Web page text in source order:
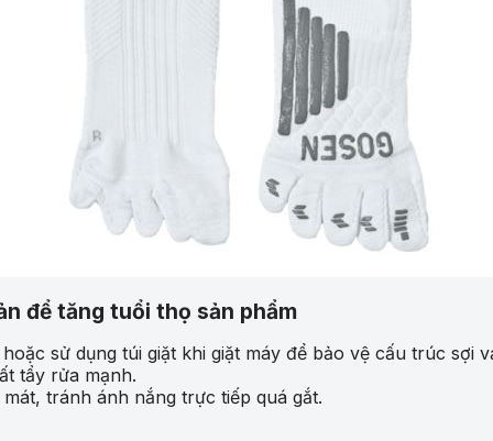
để tăng tuổi thọ sản phẩm
sử dụng túi giặt khi giặt máy để bảo vệ cấu trúc sợi
tẩy rửa mạnh.
tránh ánh nắng trực tiếp quá gắt.